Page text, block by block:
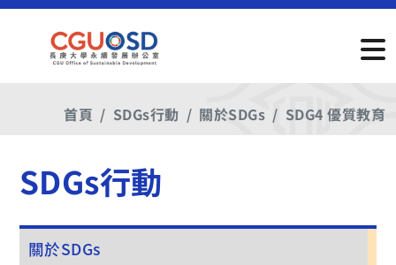
首頁 SDGs行動 關於SDGs SDG4 優質教育
SDGs行動
關於SDGs